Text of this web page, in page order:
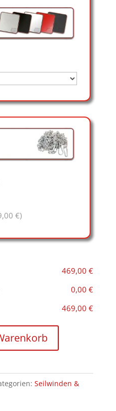
€)
469,00 €
0,00 €
469,00 €
Seilwinden &